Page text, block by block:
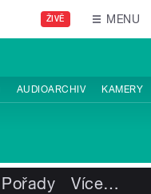
ŽIVĚ MENU
AUDIOARCHIV KAMERY
Pořady Více…